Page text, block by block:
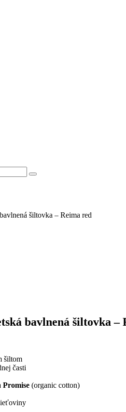
šiltovka – Reima red
bavlnená šiltovka –
šiltom
časti
Promise (organic cotton)